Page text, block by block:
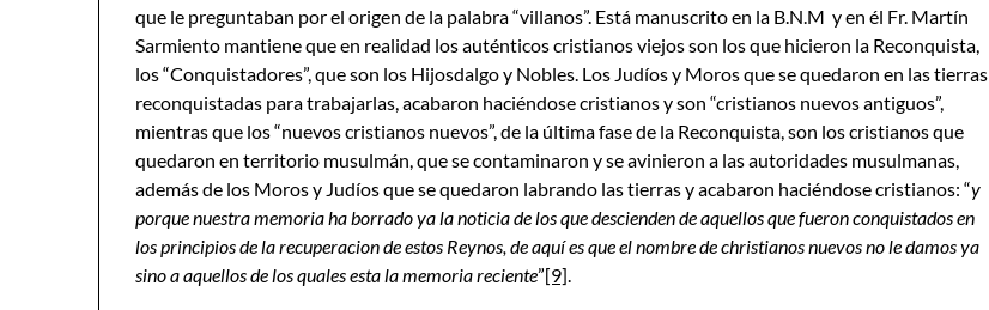
que le preguntaban por el origen de la palabra “villanos”. Está manuscrito en la B.N.M y en él Fr. Martín
Sarmiento mantiene que en realidad los auténticos cristianos viejos son los que hicieron la Reconquista,
los “Conquistadores”, que son los Hijosdalgo y Nobles. Los Judíos y Moros que se quedaron en las tierras
reconquistadas para trabajarlas, acabaron haciéndose cristianos y son “cristianos nuevos antiguos”,
mientras que los “nuevos cristianos nuevos”, de la última fase de la Reconquista, son los cristianos que
quedaron en territorio musulmán, que se contaminaron y se avinieron a las autoridades musulmanas,
además de los Moros y Judíos que se quedaron labrando las tierras y acabaron haciéndose cristianos: “y
porque nuestra memoria ha borrado ya la noticia de los que descienden de aquellos que fueron conquistados en
los principios de la recuperacion de estos Reynos, de aquí es que el nombre de christianos nuevos no le damos ya
sino a aquellos de los quales esta la memoria reciente”[9].